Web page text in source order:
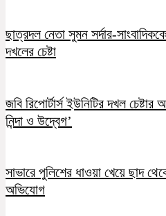
ছাত্রদল নেতা সুমন সর্দার-
দখলের চেষ্টা
জবি রিপোর্টার্স ইউনিটির দখল
নিন্দা ও উদ্বেগ’
সাভারে পুলিশের ধাওয়া খেয়ে ছাদ
অভিযোগ